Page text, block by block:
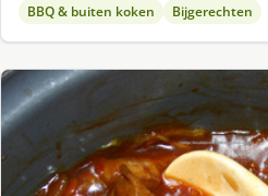
BBQ & buiten koken Bijgerechten